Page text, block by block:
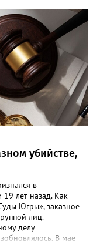
в один год», —
конфисковали
На данный момент
убийстве,
в
лет назад. Как
Югры», заказное
лиц.
делу
В мае